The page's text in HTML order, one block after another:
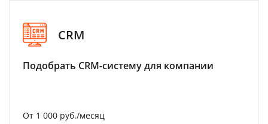
CRM
Подобрать CRM-систему для компании
От 1 000 руб./месяц